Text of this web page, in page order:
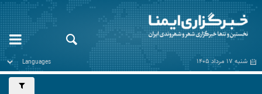
شنبه ۱۷ مرداد ۱۴۰۵